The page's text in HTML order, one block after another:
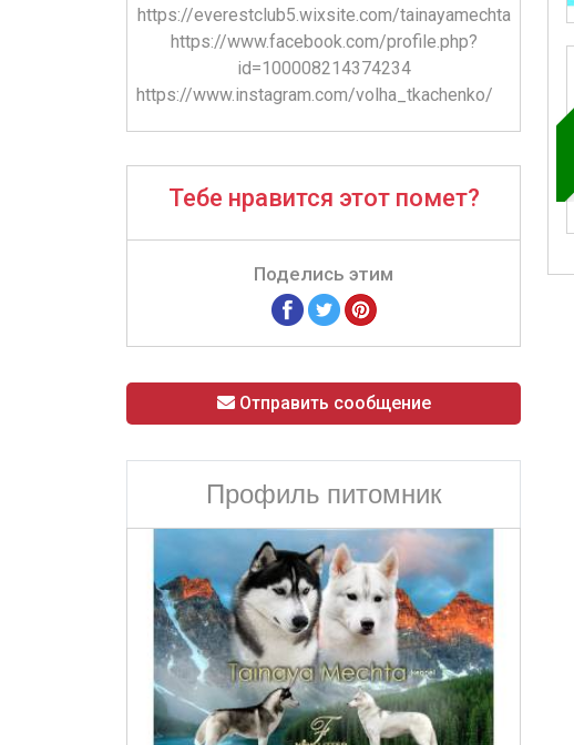
https://everestclub5.wixsite.com/tainayamechta
https://www.facebook.com/profile.php?
id=100008214374234
https://www.instagram.com/volha_tkachenko/
Тебе нравится этот помет?
Поделись этим
Отправить сообщение
Профиль питомник